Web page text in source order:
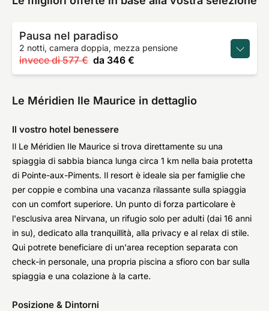
Pausa nel paradiso
2 notti, camera doppia, mezza pensione
invece di 577 € da 346 €
Le Méridien Ile Maurice in dettaglio
Il vostro hotel benessere
Il Le Méridien Ile Maurice si trova direttamente su una
spiaggia di sabbia bianca lunga circa 1 km nella baia protetta
di Pointe-aux-Piments. Il resort è ideale sia per famiglie che
per coppie e combina una vacanza rilassante sulla spiaggia
con un comfort superiore. Un punto di forza particolare è
l'esclusiva area Nirvana, un rifugio solo per adulti (dai 16 anni
in su), dedicato alla tranquillità, alla privacy e al relax di stile.
Qui potrete beneficiare di un'area reception separata con
check-in personale, una propria piscina a sfioro con bar sulla
spiaggia e una colazione à la carte.
Posizione & Dintorni